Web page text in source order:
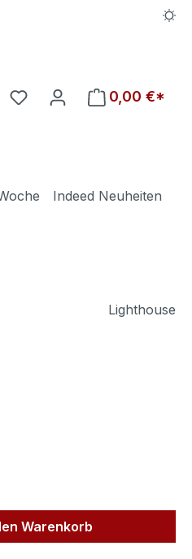
Du hast 0 Produkte auf
0,00 €*
Indeed Neuheiten
Lighthouse
Wert
Warenkorb